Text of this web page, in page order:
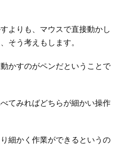
よりも、マウスで直接動かし
そう考えもします。
かすのがペンだということで
てみればどちらが細かい操作
細かく作業ができるというの